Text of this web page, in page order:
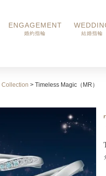
ENGAGEMENT
婚約指輪 結婚指輪
> Timeless Magic（MR）